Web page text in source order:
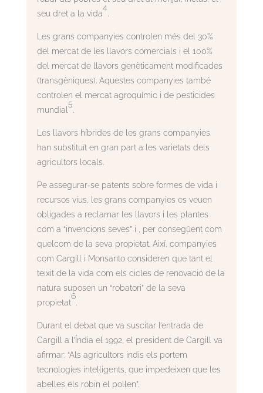
seu dret a la vida
4
Les grans companyies controlen més del 30%
del mercat de les llavors comercials i el 100%
del mercat de llavors genèticament modificades
(transgèniques). Aquestes companyies també
controlen el mercat agroquímic i de pesticides
mundial
5
Les llavors híbrides de les grans companyies
han substituït en gran part a les varietats dels
agricultors locals.
Pe assegurar-se patents sobre formes de vida i
recursos vius, les grans companyies es veuen
obligades a reclamar les llavors i les plantes
com a “invencions seves” i , per consegüent com
quelcom de la seva propietat. Així, companyies
com Cargill i Monsanto consideren que tant el
teixit de la vida com els cicles de renovació de la
natura suposen un “robatori” de la seva
propietat
6
Durant el debat que va suscitar l’entrada de
Cargill a l’Índia el 1992, el president de Cargill va
afirmar: “Als agricultors indis els portem
tecnologies intel·ligents, que impedeixen que les
abelles els robin el pol·len”.